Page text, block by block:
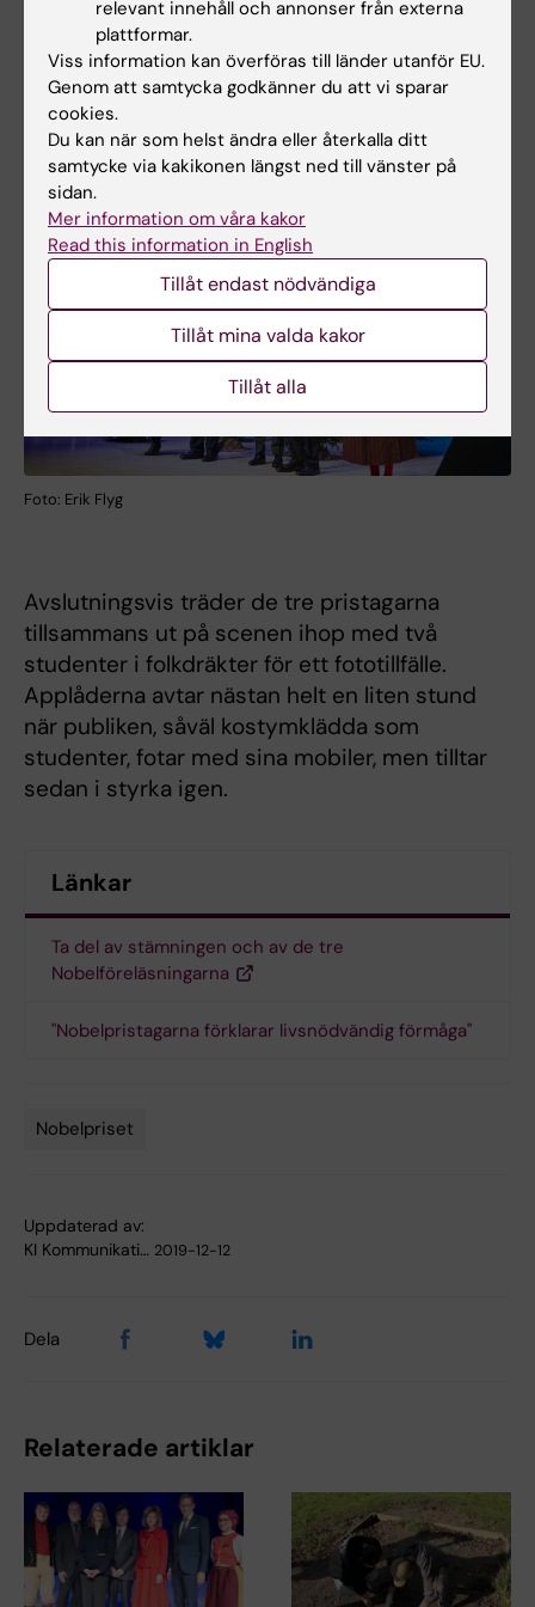
– Hon var min bästa vän, själsfrände och
livspartner samt mor till mina två barn, och jag
vill dela detta erkännande med henne, säger
han.
Foto: Erik Flyg
Avslutningsvis träder de tre pristagarna
tillsammans ut på scenen ihop med två
studenter i folkdräkter för ett fototillfälle.
Applåderna avtar nästan helt en liten stund
när publiken, såväl kostymklädda som
studenter, fotar med sina mobiler, men tilltar
sedan i styrka igen.
Länkar
Ta del av stämningen och av de tre
Nobelföreläsningarna
"Nobelpristagarna förklarar livsnödvändig förmåga"
Nobelpriset
Uppdaterad av:
KI Kommunikati… 2019-12-12
Dela
Relaterade artiklar
relevant innehåll och annonser från externa
plattformar.
Viss information kan överföras till länder utanför EU.
Genom att samtycka godkänner du att vi sparar
cookies.
Du kan när som helst ändra eller återkalla ditt
samtycke via kakikonen längst ned till vänster på
sidan.
Mer information om våra kakor
Read this information in English
Tillåt endast nödvändiga
Tillåt mina valda kakor
Tillåt alla